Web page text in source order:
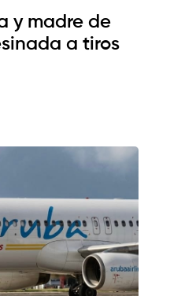
y madre de
a tiros